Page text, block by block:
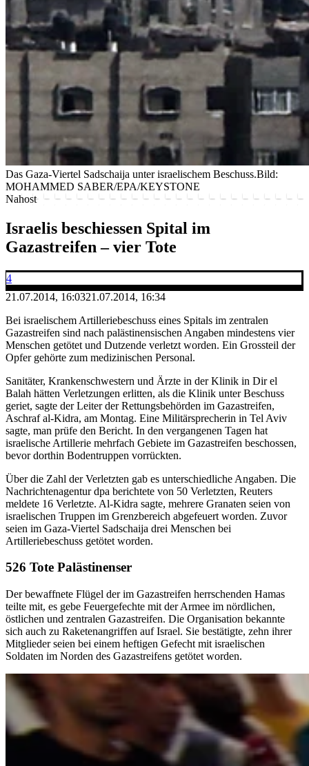
Das Gaza-Viertel Sadschaija unter israelischem Beschuss.Bild:
MOHAMMED SABER/EPA/KEYSTONE
Nahost
Israelis beschiessen Spital im
Gazastreifen – vier Tote
4
21.07.2014, 16:0321.07.2014, 16:34
Bei israelischem Artilleriebeschuss eines Spitals im zentralen
Gazastreifen sind nach palästinensischen Angaben mindestens vier
Menschen getötet und Dutzende verletzt worden. Ein Grossteil der
Opfer gehörte zum medizinischen Personal.
Sanitäter, Krankenschwestern und Ärzte in der Klinik in Dir el
Balah hätten Verletzungen erlitten, als die Klinik unter Beschuss
geriet, sagte der Leiter der Rettungsbehörden im Gazastreifen,
Aschraf al-Kidra, am Montag. Eine Militärsprecherin in Tel Aviv
sagte, man prüfe den Bericht. In den vergangenen Tagen hat
israelische Artillerie mehrfach Gebiete im Gazastreifen beschossen,
bevor dorthin Bodentruppen vorrückten.
Über die Zahl der Verletzten gab es unterschiedliche Angaben. Die
Nachrichtenagentur dpa berichtete von 50 Verletzten, Reuters
meldete 16 Verletzte. Al-Kidra sagte, mehrere Granaten seien von
israelischen Truppen im Grenzbereich abgefeuert worden. Zuvor
seien im Gaza-Viertel Sadschaija drei Menschen bei
Artilleriebeschuss getötet worden.
526 Tote Palästinenser
Der bewaffnete Flügel der im Gazastreifen herrschenden Hamas
teilte mit, es gebe Feuergefechte mit der Armee im nördlichen,
östlichen und zentralen Gazastreifen. Die Organisation bekannte
sich auch zu Raketenangriffen auf Israel. Sie bestätigte, zehn ihrer
Mitglieder seien bei einem heftigen Gefecht mit israelischen
Soldaten im Norden des Gazastreifens getötet worden.